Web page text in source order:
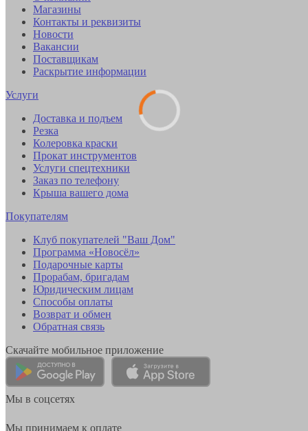
Магазины
Контакты и реквизиты
Новости
Вакансии
Поставщикам
Раскрытие информации
Услуги
Доставка и подъем
Резка
Колеровка краски
Прокат инструментов
Услуги спецтехники
Заказ по телефону
Крыша вашего дома
Покупателям
Клуб покупателей "Ваш Дом"
Программа «Новосёл»
Подарочные карты
Прорабам, бригадам
Юридическим лицам
Способы оплаты
Возврат и обмен
Обратная связь
Скачайте мобильное приложение
Мы в соцсетях
Мы принимаем к оплате